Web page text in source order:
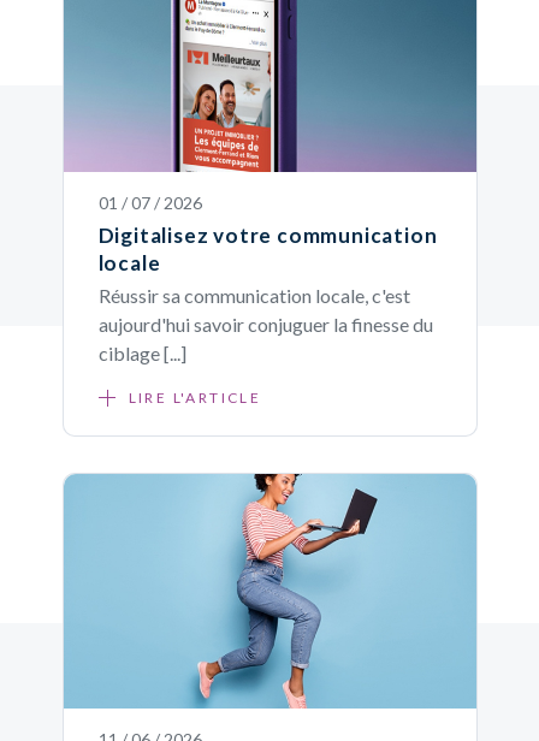
01 / 07 / 2026
Digitalisez votre communication
locale
Réussir sa communication locale, c'est
aujourd'hui savoir conjuguer la finesse du
ciblage [...]
LIRE L'ARTICLE